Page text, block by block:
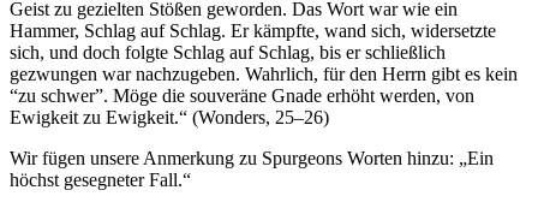
Geist zu gezielten Stößen geworden. Das Wort war wie ein
Hammer, Schlag auf Schlag. Er kämpfte, wand sich, widersetzte
sich, und doch folgte Schlag auf Schlag, bis er schließlich
gezwungen war nachzugeben. Wahrlich, für den Herrn gibt es kein
“zu schwer”. Möge die souveräne Gnade erhöht werden, von
Ewigkeit zu Ewigkeit.“ (Wonders, 25–26)
Wir fügen unsere Anmerkung zu Spurgeons Worten hinzu: „Ein
höchst gesegneter Fall.“